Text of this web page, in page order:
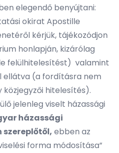
elegendő benyújtani:
okirat Apostille
kérjük, tájékozódjon
honlapján, kizárólag
felülhitelesítést) valamint
(a fordításra nem
közjegyzői hitelesítés).
jelenleg viselt házassági
házassági
ebben az
forma módosítása”